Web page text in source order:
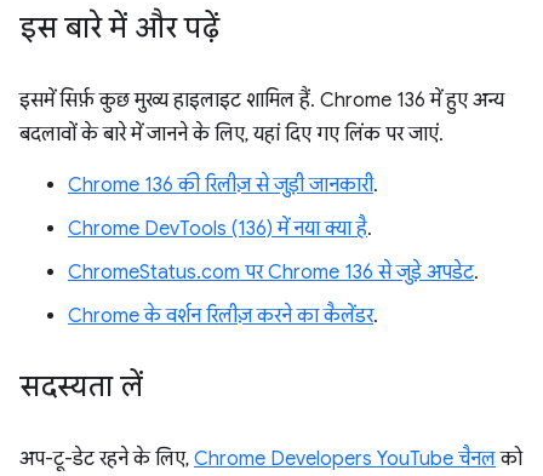
इस बारे में और पढ़ें
इसमें सिर्फ़ कुछ मुख्य हाइलाइट शामिल हैं. Chrome 136 में हुए अन्य
बदलावों के बारे में जानने के लिए, यहां दिए गए लिंक पर जाएं.
Chrome 136 की रिलीज़ से जुड़ी जानकारी.
Chrome DevTools (136) में नया क्या है.
ChromeStatus.com पर Chrome 136 से जुड़े अपडेट.
Chrome के वर्शन रिलीज़ करने का कैलेंडर.
सदस्यता लें
अप-टू-डेट रहने के लिए, Chrome Developers YouTube चैनलको